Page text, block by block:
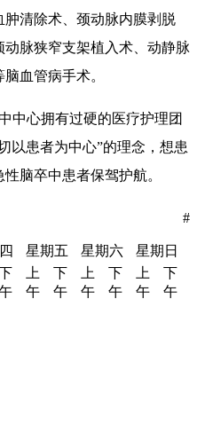
清除术、颈动脉内膜剥脱
脉狭窄支架植入术、动静脉
血管病手术。
中心拥有过硬的医疗护理团
以患者为中心”的理念，想患
脑卒中患者保驾护航。
#
星期五 星期六
星期日
上
午
下
午
上
午
下
午
上
午
下
午